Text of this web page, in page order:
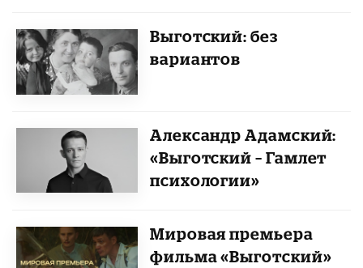
Выготский: без
вариантов
​Александр Адамский:
«Выготский – Гамлет
психологии»
​Мировая премьера
фильма «Выготский»